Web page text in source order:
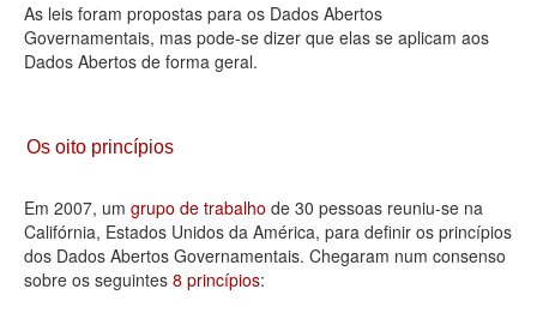
As leis foram propostas para os Dados Abertos
Governamentais, mas pode-se dizer que elas se aplicam aos
Dados Abertos de forma geral.
Os oito princípios
Em 2007, um grupo de trabalho de 30 pessoas reuniu-se na
Califórnia, Estados Unidos da América, para definir os princípios
dos Dados Abertos Governamentais. Chegaram num consenso
sobre os seguintes 8 princípios: